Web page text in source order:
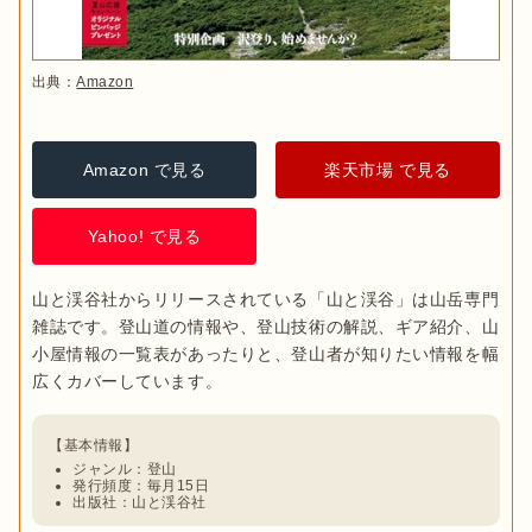
出典：Amazon
Amazon で見る 楽天市場 で見る
Yahoo! で見る
山と渓谷社からリリースされている「山と渓谷」は山岳専門
雑誌です。登山道の情報や、登山技術の解説、ギア紹介、山
小屋情報の一覧表があったりと、登山者が知りたい情報を幅
ジャンル：登山
発行頻度：毎月15日
出版社：山と渓谷社